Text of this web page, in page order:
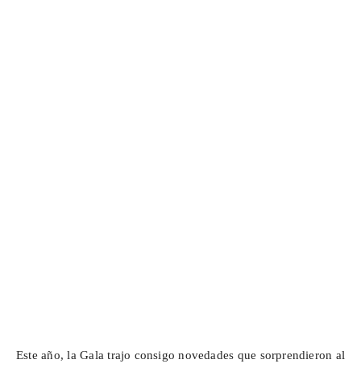
Este año, la Gala trajo consigo novedades que sorprendieron al